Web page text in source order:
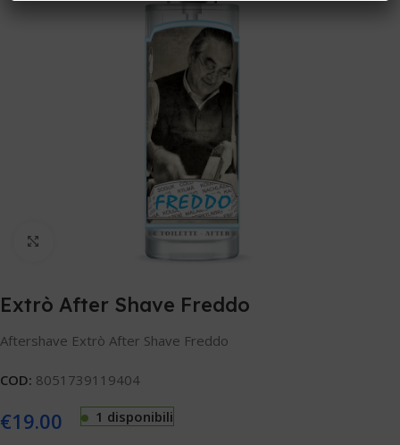
Extrò After Shave Freddo
Aftershave Extrò After Shave Freddo
COD: 8051739119404
€19.00 1 disponibili